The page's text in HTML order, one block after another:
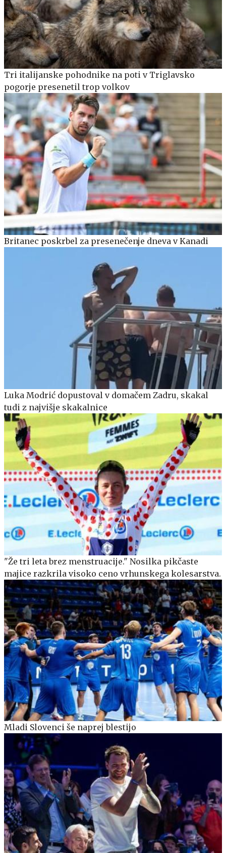
Tri italijanske pohodnike na poti v Triglavsko
pogorje presenetil trop volkov
Britanec poskrbel za presenečenje dneva v Kanadi
Luka Modrić dopustoval v domačem Zadru, skakal
tudi z najvišje skakalnice
"Že tri leta brez menstruacije." Nosilka pikčaste
majice razkrila visoko ceno vrhunskega kolesarstva.
Mladi Slovenci še naprej blestijo